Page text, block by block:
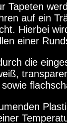
Tapeten
auf ein
Hierbei
einer
die